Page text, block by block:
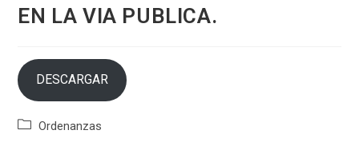
EN LA VIA PUBLICA.
DESCARGAR
Categoría
Ordenanzas